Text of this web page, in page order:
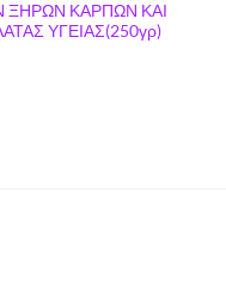
ΞΗΡΩΝ ΚΑΡΠΩΝ ΚΑΙ
ΥΓΕΙΑΣ(250γρ)